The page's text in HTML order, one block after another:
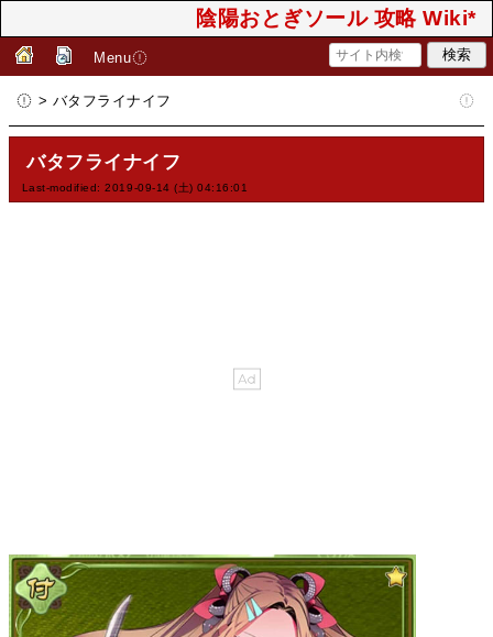
陰陽おとぎソール 攻略 Wiki*
Menu
> バタフライナイフ
バタフライナイフ
Last-modified: 2019-09-14 (土) 04:16:01